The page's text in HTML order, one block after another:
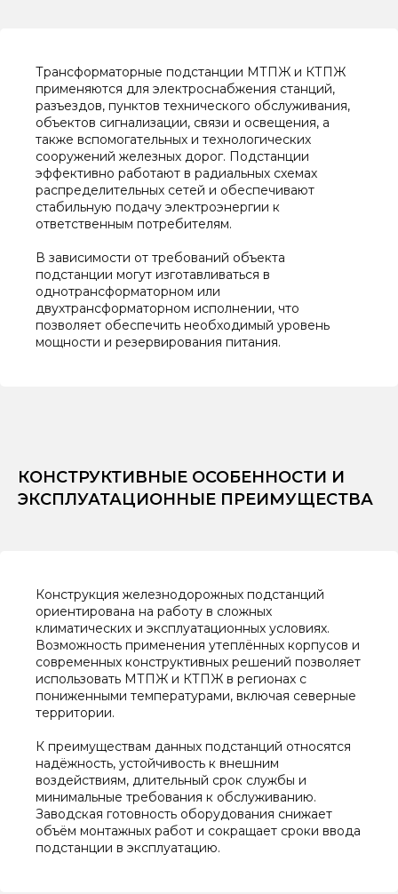
Трансформаторные подстанции МТПЖ и КТПЖ
применяются для электроснабжения станций,
разъездов, пунктов технического обслуживания,
объектов сигнализации, связи и освещения, а
также вспомогательных и технологических
сооружений железных дорог. Подстанции
эффективно работают в радиальных схемах
распределительных сетей и обеспечивают
стабильную подачу электроэнергии к
ответственным потребителям.
В зависимости от требований объекта
подстанции могут изготавливаться в
однотрансформаторном или
двухтрансформаторном исполнении, что
позволяет обеспечить необходимый уровень
мощности и резервирования питания.
КОНСТРУКТИВНЫЕ ОСОБЕННОСТИ И
ЭКСПЛУАТАЦИОННЫЕ ПРЕИМУЩЕСТВА
Конструкция железнодорожных подстанций
ориентирована на работу в сложных
климатических и эксплуатационных условиях.
Возможность применения утеплённых корпусов и
современных конструктивных решений позволяет
использовать МТПЖ и КТПЖ в регионах с
пониженными температурами, включая северные
территории.
К преимуществам данных подстанций относятся
надёжность, устойчивость к внешним
воздействиям, длительный срок службы и
минимальные требования к обслуживанию.
Заводская готовность оборудования снижает
объём монтажных работ и сокращает сроки ввода
подстанции в эксплуатацию.